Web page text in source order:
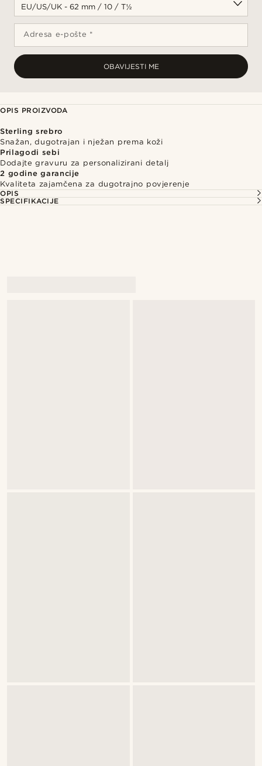
Adresa e-pošte *
OBAVIJESTI ME
OPIS PROIZVODA
Sterling srebro
Snažan, dugotrajan i nježan prema koži
Prilagodi sebi
Dodajte gravuru za personalizirani detalj
2 godine garancije
Kvaliteta zajamčena za dugotrajno povjerenje
OPIS
SPECIFIKACIJE